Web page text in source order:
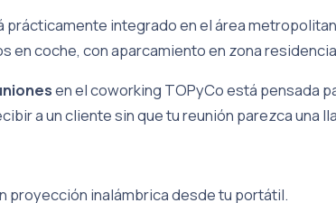
prácticamente integrado en el área
en coche, con aparcamiento en zona
en el coworking TOPyCo está pensada
a un cliente sin que tu reunión parezca una
proyección inalámbrica desde tu portátil.